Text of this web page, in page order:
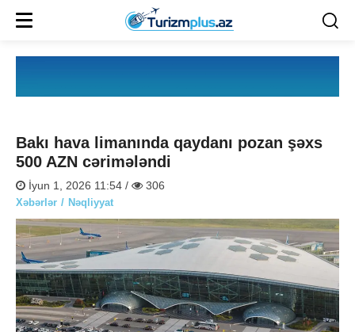
Bakı hava limanında qaydanı pozan şəxs
500 AZN cərimələndi
İyun 1, 2026 11:54 / 306
Xəbərlər Nəqliyyat